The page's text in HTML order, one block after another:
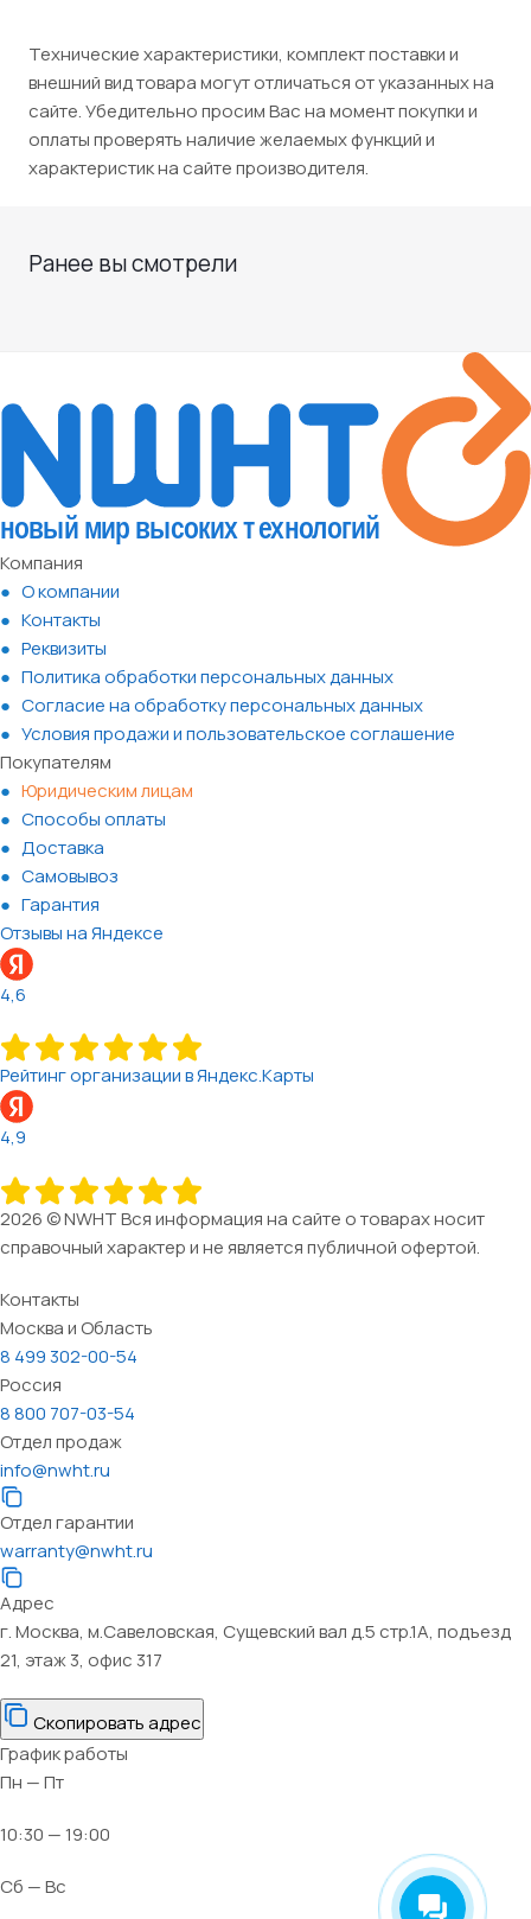
Технические характеристики, комплект поставки и
внешний вид товара могут отличаться от указанных на
сайте. Убедительно просим Вас на момент покупки и
оплаты проверять наличие желаемых функций и
характеристик на сайте производителя.
Ранее вы смотрели
Компания
О компании
Контакты
Реквизиты
Политика обработки персональных данных
Согласие на обработку персональных данных
Условия продажи и пользовательское соглашение
Покупателям
Юридическим лицам
Способы оплаты
Доставка
Самовывоз
Гарантия
Отзывы на Яндексе
4,6
Рейтинг организации в Яндекс.Карты
4,9
2026 © NWHT Вся информация на сайте о товарах носит
справочный характер и не является публичной офертой.
Контакты
Москва и Область
8 499 302-00-54
Россия
8 800 707-03-54
Отдел продаж
info@nwht.ru
Отдел гарантии
warranty@nwht.ru
Адрес
г. Москва, м.Савеловская, Сущевский вал д.5 стр.1А, подъезд
21, этаж 3, офис 317
Скопировать адрес
График работы
Пн — Пт
10:30 — 19:00
Сб — Вс